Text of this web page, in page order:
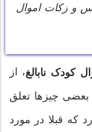
و زکات اموال
کودک نابالغ، از
چیزها تعلق
که قبلا در مورد